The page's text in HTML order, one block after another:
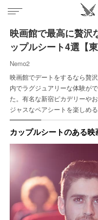
映画館で最高に贅沢
ップルシート4選【東
Nemo2
映画館でデートをするなら贅
内でラグジュアリーな体験が
た。有名な新宿ピカデリーや
ジャスなペアシートを楽しめ
カップルシートのある映